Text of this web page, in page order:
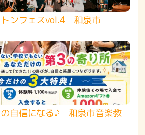
トンフェスvol.4 和泉市
の自信になる♪ 和泉市音楽教